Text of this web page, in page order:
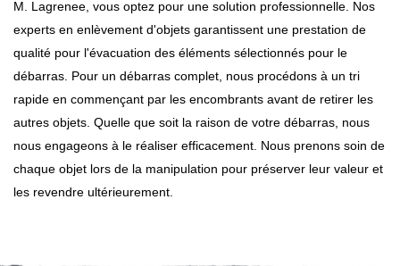
M. Lagrenee, vous optez pour une solution professionnelle. Nos
experts en enlèvement d'objets garantissent une prestation de
qualité pour l'évacuation des éléments sélectionnés pour le
débarras. Pour un débarras complet, nous procédons à un tri
rapide en commençant par les encombrants avant de retirer les
autres objets. Quelle que soit la raison de votre débarras, nous
nous engageons à le réaliser efficacement. Nous prenons soin de
chaque objet lors de la manipulation pour préserver leur valeur et
les revendre ultérieurement.